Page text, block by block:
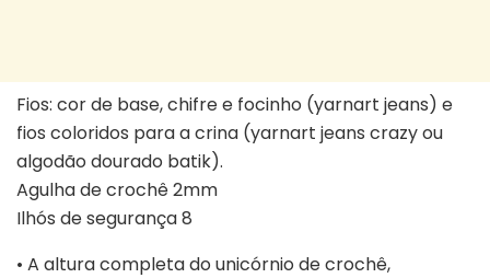
Fios: cor de base, chifre e focinho (yarnart jeans) e
fios coloridos para a crina (yarnart jeans crazy ou
algodão dourado batik).
Agulha de crochê 2mm
Ilhós de segurança 8
• A altura completa do unicórnio de crochê,